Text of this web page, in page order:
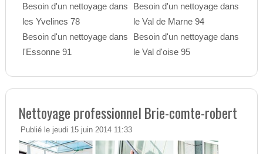
Besoin d'un nettoyage dans
les Yvelines 78
Besoin d'un nettoyage dans
l'Essonne 91
Besoin d'un nettoyage dans
le Val de Marne 94
Besoin d'un nettoyage dans
le Val d'oise 95
Nettoyage professionnel Brie-comte-robert
Publié le jeudi 15 juin 2014 11:33